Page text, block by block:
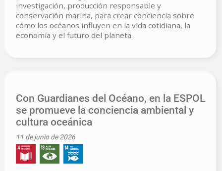
investigación, producción responsable y
conservación marina, para crear conciencia sobre
cómo los océanos influyen en la vida cotidiana, la
economía y el futuro del planeta.
Con Guardianes del Océano, en la ESPOL
se promueve la conciencia ambiental y
cultura oceánica
11 de junio de 2026